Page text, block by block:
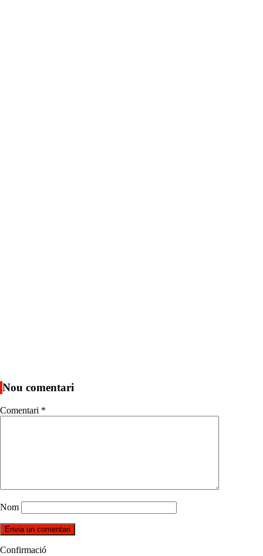
Nou comentari
Comentari *
Nom
Confirmació